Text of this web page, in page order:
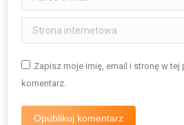
Strona internetowa
Zapisz moje imię, email i stronę w
komentarz.
Opublikuj komentarz